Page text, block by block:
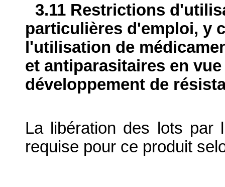
3.11 Restrictions
particulières d'emploi, y
l'utilisation de
et antiparasitaires en
développement de
La libération des lots par
requise pour ce produit